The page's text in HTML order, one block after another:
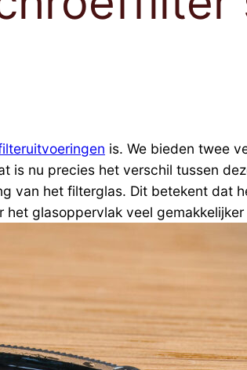
is. We bieden twee
is nu precies het verschil tussen
van het filterglas. Dit betekent dat
glasoppervlak veel